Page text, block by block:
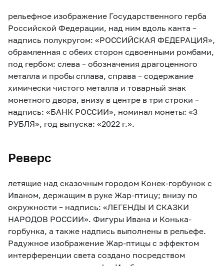
рельефное изображение Государственного герба
Российской Федерации, над ним вдоль канта –
надпись полукругом: «РОССИЙСКАЯ ФЕДЕРАЦИЯ»,
обрамленная с обеих сторон сдвоенными ромбами,
под гербом: слева – обозначения драгоценного
металла и пробы сплава, справа – содержание
химически чистого металла и товарный знак
монетного двора, внизу в центре в три строки –
надпись: «БАНК РОССИИ», номинал монеты: «3
РУБЛЯ», год выпуска: «2022 г.».
Реверс
летящие над сказочным городом Конек-горбунок с
Иваном, держащим в руке Жар-птицу; внизу по
окружности – надпись: «ЛЕГЕНДЫ И СКАЗКИ
НАРОДОВ РОССИИ». Фигуры Ивана и Конька-
горбунка, а также надпись выполнены в рельефе.
Радужное изображение Жар-птицы с эффектом
интерференции света создано посредством